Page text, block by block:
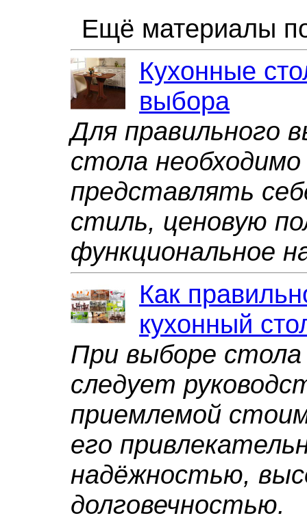
Ещё материалы
Кухонные
выбора
Для правильного
стола
представлять
стиль, ценовую
функциональное
Как
кухонный
При выборе стола
следует
приемлемой
его
надёжностью,
долговечностью.